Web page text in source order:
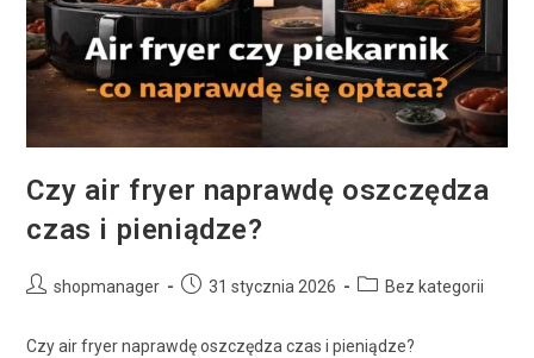
Czy air fryer naprawdę oszczędza
czas i pieniądze?
shopmanager 31 stycznia 2026 Bez kategorii
Czy air fryer naprawdę oszczędza czas i pieniądze?